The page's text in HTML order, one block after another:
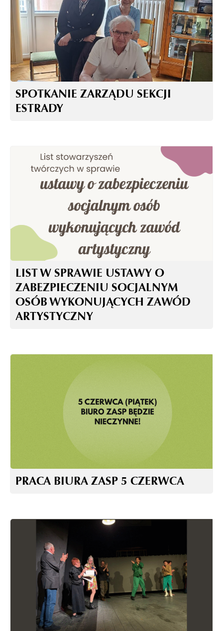
SPOTKANIE ZARZĄDU SEKCJI
ESTRADY
LIST W SPRAWIE USTAWY O
ZABEZPIECZENIU SOCJALNYM
OSÓB WYKONUJĄCYCH ZAWÓD
ARTYSTYCZNY
PRACA BIURA ZASP 5 CZERWCA